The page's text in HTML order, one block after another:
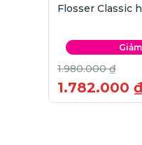
Flosser Classic
1.980.000 ₫
1.782.000